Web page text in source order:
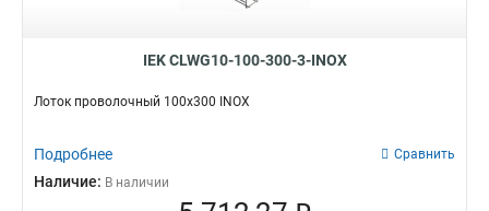
IEK CLWG10-100-300-3-INOX
Лоток проволочный 100х300 INOX
Подробнее Сравнить
Наличие: В наличии